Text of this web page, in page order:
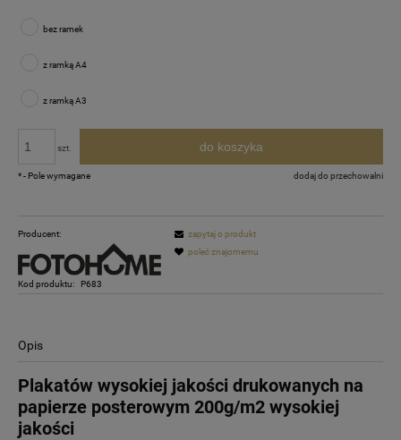
bez ramek
z ramką A4
z ramką A3
szt. do koszyka
dodaj do przechowalni
*- Pole wymagane
Producent:
Kod produktu: P683
zapytaj o produkt
poleć znajomemu
Opis
Plakatów wysokiej jakości drukowanych na
papierze posterowym 200g/m2 wysokiej
jakości